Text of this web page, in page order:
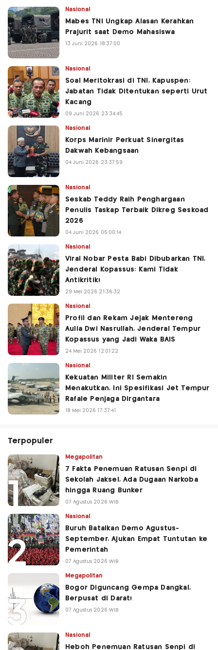
Nasional
Mabes TNI Ungkap Alasan Kerahkan
Prajurit saat Demo Mahasiswa
13 Juni 2026 18:37:00
Nasional
Soal Meritokrasi di TNI, Kapuspen:
Jabatan Tidak Ditentukan seperti Urut
Kacang
09 Juni 2026 23:34:45
Nasional
Korps Marinir Perkuat Sinergitas
Dakwah Kebangsaan
04 Juni 2026 23:37:59
Nasional
Seskab Teddy Raih Penghargaan
Penulis Taskap Terbaik Dikreg Seskoad
2026
04 Juni 2026 05:00:14
Nasional
Viral Nobar Pesta Babi Dibubarkan TNI,
Jenderal Kopassus: Kami Tidak
Antikritik!
29 Mei 2026 21:36:32
Nasional
Profil dan Rekam Jejak Mentereng
Aulia Dwi Nasrullah, Jenderal Tempur
Kopassus yang Jadi Waka BAIS
24 Mei 2026 12:01:22
Nasional
Kekuatan Militer RI Semakin
Menakutkan, Ini Spesifikasi Jet Tempur
Rafale Penjaga Dirgantara
18 Mei 2026 17:37:41
Terpopuler
Megapolitan
7 Fakta Penemuan Ratusan Senpi di
Sekolah Jaksel, Ada Dugaan Narkoba
hingga Ruang Bunker
07 Agustus 2026 WIB
Nasional
Buruh Batalkan Demo Agustus-
September, Ajukan Empat Tuntutan ke
Pemerintah
07 Agustus 2026 WIB
Megapolitan
Bogor Diguncang Gempa Dangkal,
Berpusat di Darat!
07 Agustus 2026 WIB
Nasional
Heboh Penemuan Ratusan Senpi di